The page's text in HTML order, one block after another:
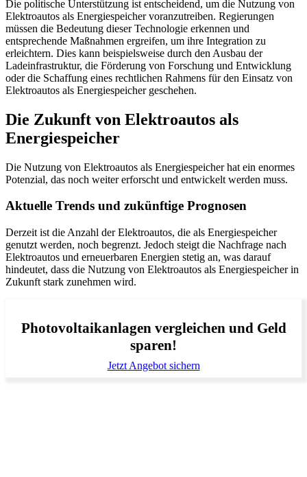
Die politische Unterstützung ist entscheidend, um die Nutzung von
Elektroautos als Energiespeicher voranzutreiben. Regierungen
müssen die Bedeutung dieser Technologie erkennen und
entsprechende Maßnahmen ergreifen, um ihre Integration zu
erleichtern. Dies kann beispielsweise durch den Ausbau der
Ladeinfrastruktur, die Förderung von Forschung und Entwicklung
oder die Schaffung eines rechtlichen Rahmens für den Einsatz von
Elektroautos als Energiespeicher geschehen.
Die Zukunft von Elektroautos als
Energiespeicher
Die Nutzung von Elektroautos als Energiespeicher hat ein enormes
Potenzial, das noch weiter erforscht und entwickelt werden muss.
Aktuelle Trends und zukünftige Prognosen
Derzeit ist die Anzahl der Elektroautos, die als Energiespeicher
genutzt werden, noch begrenzt. Jedoch steigt die Nachfrage nach
Elektroautos und erneuerbaren Energien stetig an, was darauf
hindeutet, dass die Nutzung von Elektroautos als Energiespeicher in
Zukunft stark zunehmen wird.
Photovoltaikanlagen vergleichen und Geld
sparen!
Jetzt Angebot sichern